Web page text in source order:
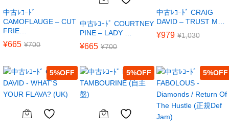
中古ﾚｺｰﾄﾞ
CAMOFLAUGE – CUT
FRIE…
¥665 ¥700
中古ﾚｺｰﾄﾞ COURTNEY
PINE – LADY …
¥665 ¥700
中古ﾚｺｰﾄﾞ CRAIG
DAVID – TRUST M…
¥979 ¥1,030
5% 5% 5%